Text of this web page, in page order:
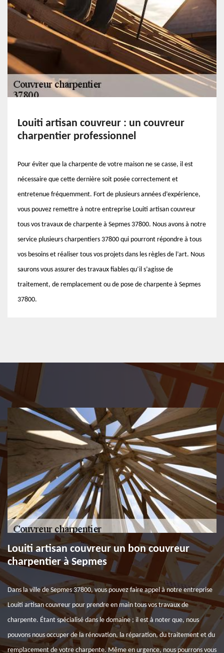
Louiti artisan couvreur : un couvreur
charpentier professionnel
Pour éviter que la charpente de votre maison ne se casse, il est
nécessaire que cette dernière soit posée correctement et
entretenue fréquemment. Fort de plusieurs années d’expérience,
vous pouvez remettre à notre entreprise Louiti artisan couvreur
tous vos travaux de charpente à Sepmes 37800. Nous avons à notre
service plusieurs charpentiers 37800 qui pourront répondre à tous
vos besoins et réaliser tous vos projets dans les règles de l’art. Nous
saurons vous assurer des travaux fiables qu’il s’agisse de
traitement, de remplacement ou de pose de charpente à Sepmes
37800.
Louiti artisan couvreur un bon couvreur
charpentier à Sepmes
Dans la ville de Sepmes 37800, vous pouvez faire appel à notre entreprise
Louiti artisan couvreur pour prendre en main tous vos travaux de
charpente. Étant spécialisé dans le domaine ; il est à noter que, nous
pouvons nous occuper de la rénovation, la réparation, du traitement et du
remplacement de votre charpente. Même en urgence, nous pourrons vous